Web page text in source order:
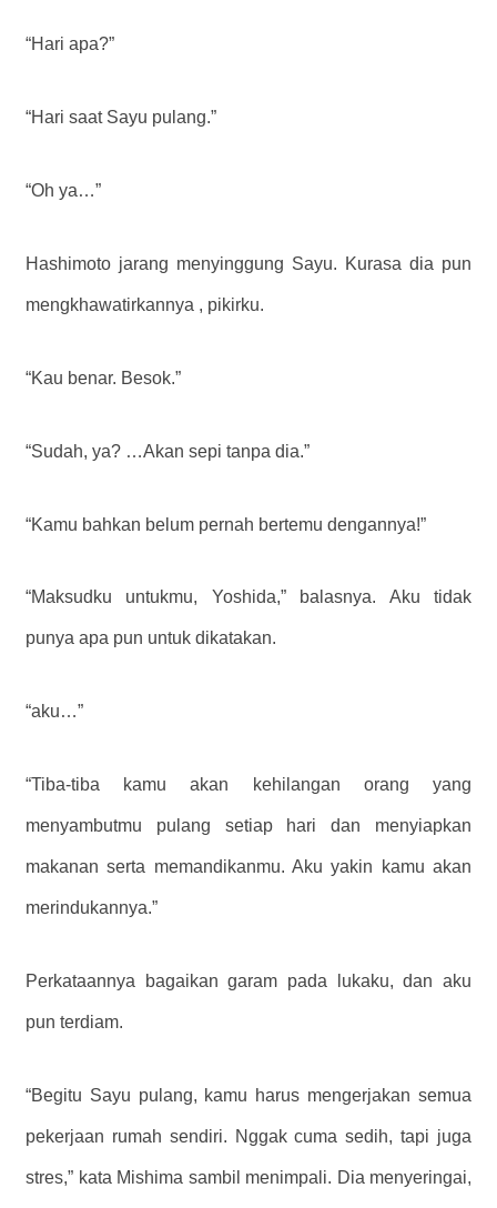
“Hari apa?”
“Hari saat Sayu pulang.”
“Oh ya…”
Hashimoto jarang menyinggung Sayu. Kurasa dia pun
mengkhawatirkannya , pikirku.
“Kau benar. Besok.”
“Sudah, ya? …Akan sepi tanpa dia.”
“Kamu bahkan belum pernah bertemu dengannya!”
“Maksudku untukmu, Yoshida,” balasnya. Aku tidak
punya apa pun untuk dikatakan.
“aku…”
“Tiba-tiba kamu akan kehilangan orang yang
menyambutmu pulang setiap hari dan menyiapkan
makanan serta memandikanmu. Aku yakin kamu akan
merindukannya.”
Perkataannya bagaikan garam pada lukaku, dan aku
pun terdiam.
“Begitu Sayu pulang, kamu harus mengerjakan semua
pekerjaan rumah sendiri. Nggak cuma sedih, tapi juga
stres,” kata Mishima sambil menimpali. Dia menyeringai,